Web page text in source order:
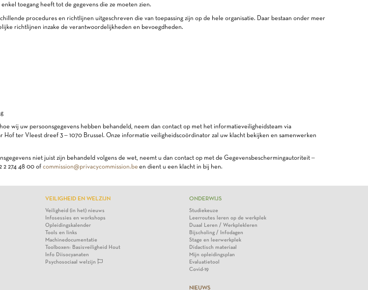
toegang heeft tot de gegevens die ze moeten zien.
procedures en richtlijnen uitgeschreven die van toepassing zijn op de hele organisatie. Daar bestaan onder meer
richtlijnen inzake de verantwoordelijkheden en bevoegdheden.
wij uw persoonsgegevens hebben behandeld, neem dan contact op met het informatieveiligheidsteam via
Hof ter Vleest dreef 3 – 1070 Brussel. Onze informatie veiligheidscoördinator zal uw klacht bekijken en samenwerken
niet juist zijn behandeld volgens de wet, neemt u dan contact op met de Gegevensbeschermingautoriteit –
2 274 48 00 of commission@privacycommission.be en dient u een klacht in bij hen.
VEILIGHEID EN WELZIJN
Veiligheid (in het) nieuws
Infosessies en workshops
Opleidingskalender
Tools en links
Machinedocumentatie
Toolboxen: Basisveiligheid Hout
Info Diisocyanaten
Psychosociaal welzijn
ONDERWIJS
Studiekeuze
Leerroutes leren op de werkplek
Duaal Leren / Werkplekleren
Bijscholing / Infodagen
Stage en leerwerkplek
Didactisch materiaal
Mijn opleidingsplan
Evaluatietool
Covid-19
NIEUWS